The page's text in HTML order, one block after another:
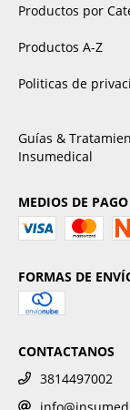
Productos por
Productos A-Z
Politicas de
Guías &
Insumedical
MEDIOS DE PAGO
FORMAS DE
CONTACTANOS
3814497002